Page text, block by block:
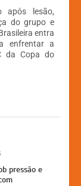
após lesão,
do grupo e
entra
enfrentar a
da Copa do
pressão e